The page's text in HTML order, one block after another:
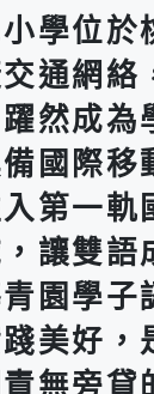
學位於
通網絡
然成
國際移
第一軌
讓雙語
園學子
美好，
無旁貸